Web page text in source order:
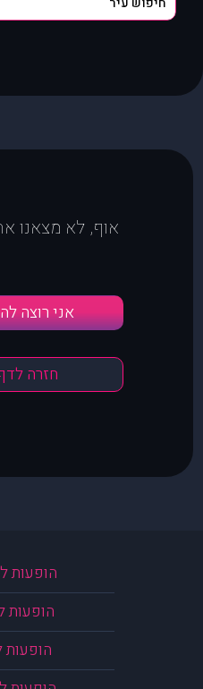
אוף, לא מצאנו
אני רוצה
חזרה
הופעות
הופעות
הופעות